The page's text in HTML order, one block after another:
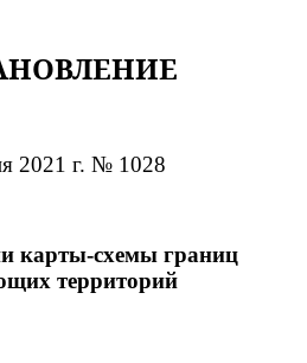
2021 г. № 1028
карты-схемы границ
территорий